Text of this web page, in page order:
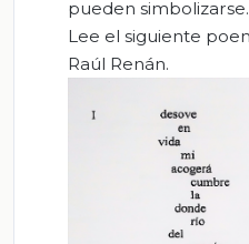
pueden simbolizarse.
Lee el siguiente
Raúl Renán.